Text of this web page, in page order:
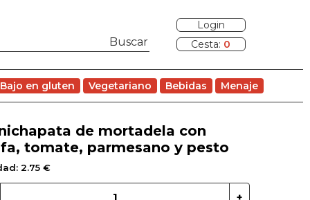
Login
Cesta: 0
Bajo en gluten Vegetariano Bebidas Menaje
de mortadela con
tomate, parmesano y pesto
2.75 €